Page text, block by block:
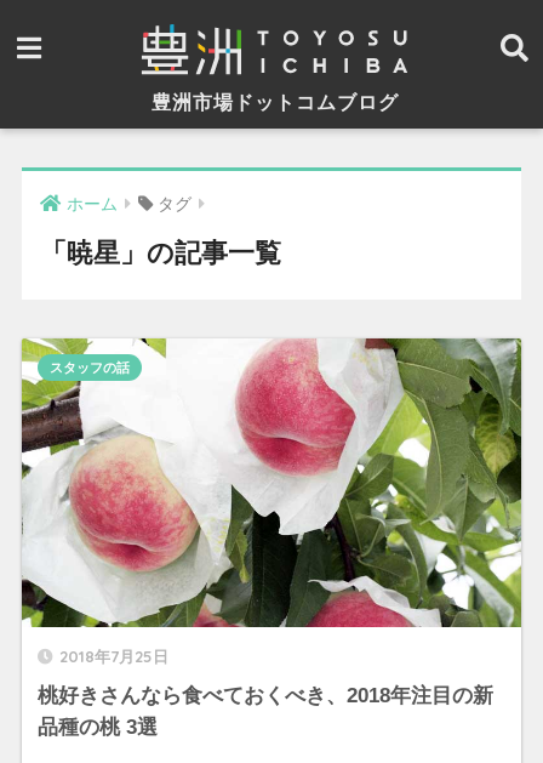
豊洲市場ドットコムブログ
ホーム タグ
「暁星」の記事一覧
2018年7月25日
桃好きさんなら食べておくべき、2018年注目の新
品種の桃 3選
スタッフの話